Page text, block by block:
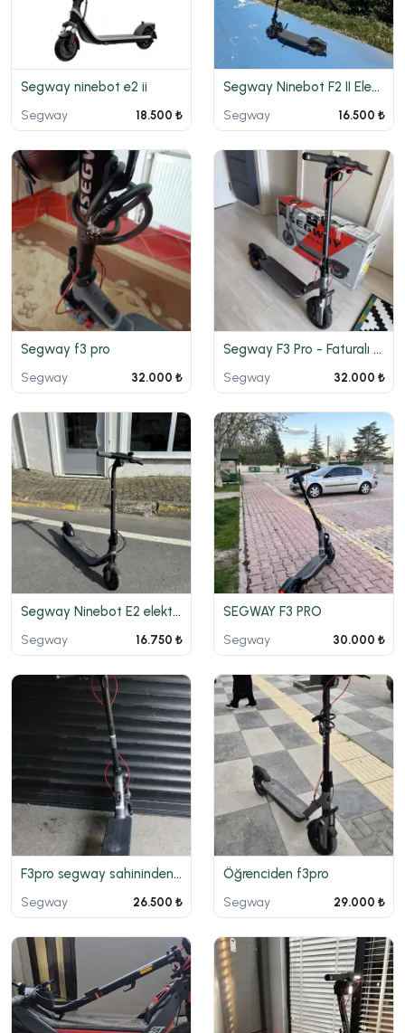
Segway ninebot e2 ii
Segway 18.500 ₺
Segway Ninebot F2 II Elektrikli Scooter
Segway 16.500 ₺
Segway f3 pro
Segway 32.000 ₺
Segway F3 Pro - Faturalı - Düşük KM - Garantili
Segway 32.000 ₺
Segway Ninebot E2 elektrikli scooter
Segway 16.750 ₺
SEGWAY F3 PRO
Segway 30.000 ₺
F3pro segway sahininden temiz
Segway 26.500 ₺
Öğrenciden f3pro
Segway 29.000 ₺